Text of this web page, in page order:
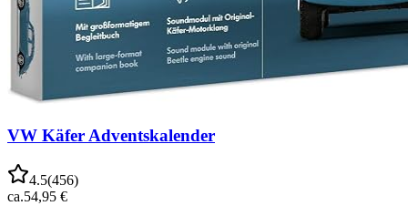
VW Käfer Adventskalender
4.5(456)
ca.54,95 €